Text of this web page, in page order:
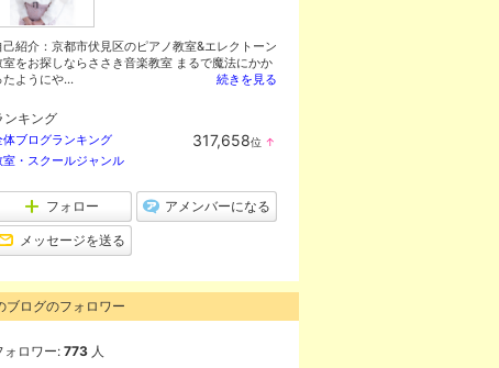
己紹介：京都市伏見区のピアノ教室&エレクトーン
室をお探しならささき音楽教室 まるで魔法にかか
たようにや...
続きを見る
ンキング
体ブログランキング 317,658位 ↑
室・スクールジャンル
フォロー アメンバーになる
メッセージを送る
ブログのフォロワー
ォロワー: 773 人